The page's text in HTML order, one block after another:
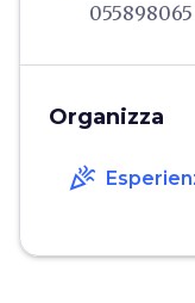
055898065
Organizza
celebration